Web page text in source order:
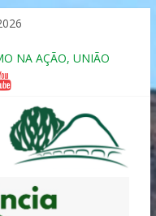
NA AÇÃO, UNIÃO
com